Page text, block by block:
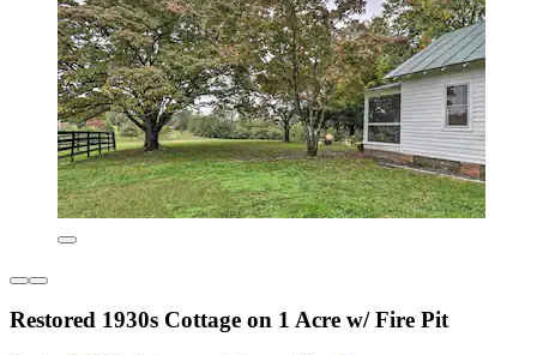
Restored 1930s Cottage on 1 Acre w/ Fire Pit